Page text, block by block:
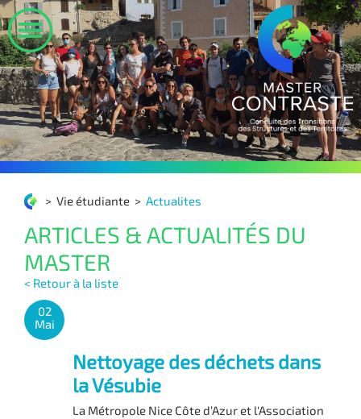
> Vie étudiante > Actualites
ARTICLES & ACTUALITÉS DU
MASTER
< Retour à la liste
02
Mai
Nettoyage des déchets dans
la Vésubie
La Métropole Nice Côte d’Azur et l'Association